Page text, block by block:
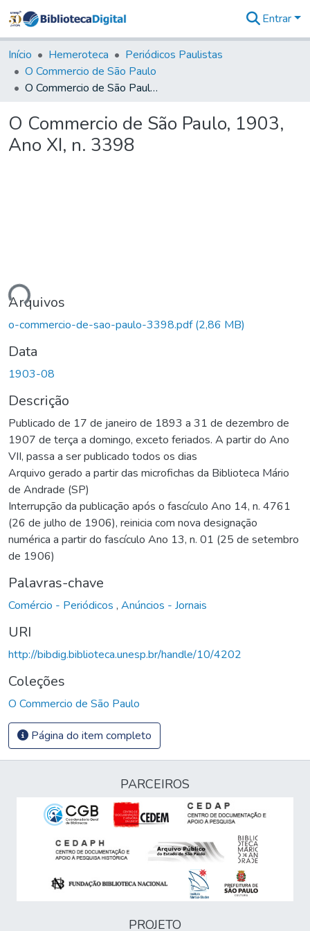
&
Coleções
Tudo na
Biblioteca
Estatísticas
Entrar
Início Hemeroteca
Periódicos Paulistas
O Commercio de São Paulo
O Commercio de São Paulo, 1903, Ano XI, n. 3398
O Commercio de São Paulo, 1903,
Ano XI, n. 3398
Arquivos
o-commercio-de-sao-paulo-3398.pdf(2,86 MB)
Data
1903-08
Descrição
Publicado de 17 de janeiro de 1893 a 31 de dezembro de
1907 de terça a domingo, exceto feriados. A partir do Ano
VII, passa a ser publicado todos os dias
Arquivo gerado a partir das microfichas da Biblioteca Mário
de Andrade (SP)
Interrupção da publicação após o fascículo Ano 14, n. 4761
(26 de julho de 1906), reinicia com nova designação
numérica a partir do fascículo Ano 13, n. 01 (25 de setembro
de 1906)
Palavras-chave
Comércio - Periódicos , Anúncios - Jornais
URI
http://bibdig.biblioteca.unesp.br/handle/10/4202
Coleções
O Commercio de São Paulo
Página do item completo
PARCEIROS
PROJETO